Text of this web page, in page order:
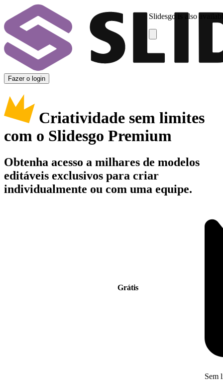
Slidesgo is also
Fazer o login
Criatividade sem limites
com o Slidesgo Premium
Obtenha acesso a milhares de modelos
editáveis exclusivos para criar
individualmente ou com uma equipe.
Grátis
Sem